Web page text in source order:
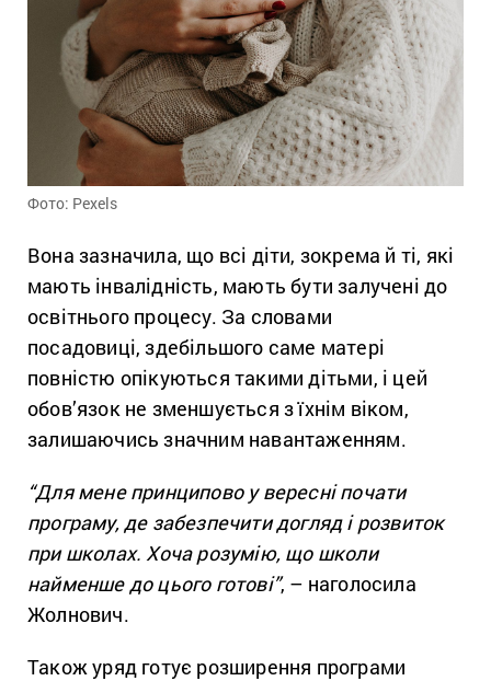
Фото: Pexels
Вона зазначила, що всі діти, зокрема й ті, які
мають інвалідність, мають бути залучені до
освітнього процесу. За словами
посадовиці, здебільшого саме матері
повністю опікуються такими дітьми, і цей
обов’язок не зменшується з їхнім віком,
залишаючись значним навантаженням.
“Для мене принципово у вересні почати
програму, де забезпечити догляд і розвиток
при школах. Хоча розумію, що школи
найменше до цього готові”, – наголосила
Жолнович.
Також уряд готує розширення програми